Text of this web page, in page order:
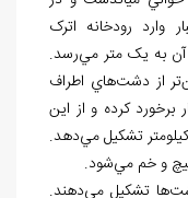
وارد رودخانه اترک
رسد.
تر از دشتهاي اطراف
برخورد كرده و از اين
دهد.
و خم ميشود.
ها تشکيل ميدهند.